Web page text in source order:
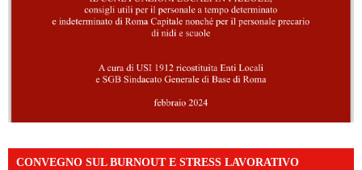
CONVEGNO SUL BURNOUT E STRESS LAVORATIVO